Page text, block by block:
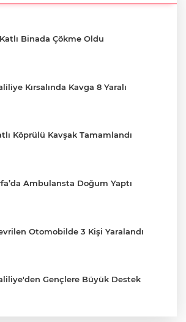
Binada Çökme Oldu
Kırsalında Kavga 8 Yaralı
Köprülü Kavşak Tamamlandı
Ambulansta Doğum Yaptı
Otomobilde 3 Kişi Yaralandı
Gençlere Büyük Destek